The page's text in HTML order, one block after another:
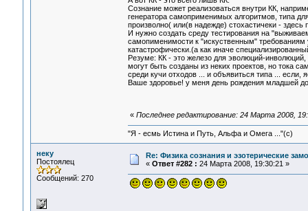
Сознание может реализоваться внутри КК,
генератора самоприменимых алгоритмов, типа
произволно( или(в надежде) стохастичеки -
И нужно создать среду тестирования на
самопименимости к "искуственным" требованиям
катастрофически.(а как иначе
Резуме: КК - это железо для эволюций-
могут быть созданы из неких проектов, но тока
среди кучи отходов ... и объявиться типа ...
Ваше здоровье! у меня день рождения младшей
« Последнее редактирование: 24 Марта 2008,
"Я - есмь Истина и Путь, Альфа и Омега ..."(с)
неку
Постоялец
Сообщений: 270
Re: Физика сознания и эзотерические
« Ответ #282 : 24 Марта 2008, 19:30:21 »